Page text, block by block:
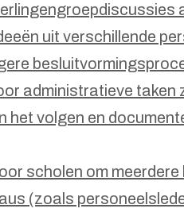
uit verschillende
administratieve taken
het volgen en
scholen om meerdere
(zoals